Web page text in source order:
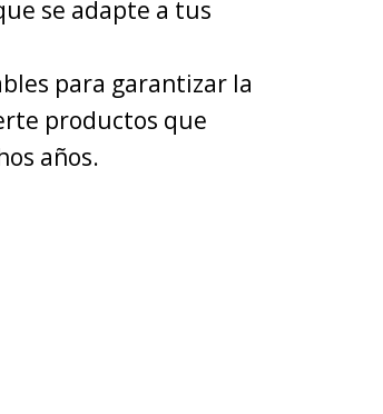
se adapte a tus
para garantizar la
productos que
años.